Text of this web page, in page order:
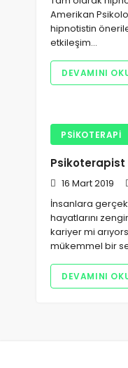
Amerikan
hipnotistin
etkileşim…
DEVAMINI
PSIKOTERAPI
Psikoterapist
16 Mart 2019
İnsanlara
hayatlarını
kariyer mi
mükemmel bir
DEVAMINI